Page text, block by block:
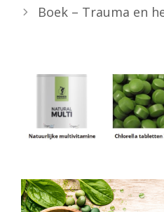
Boek – Trauma en